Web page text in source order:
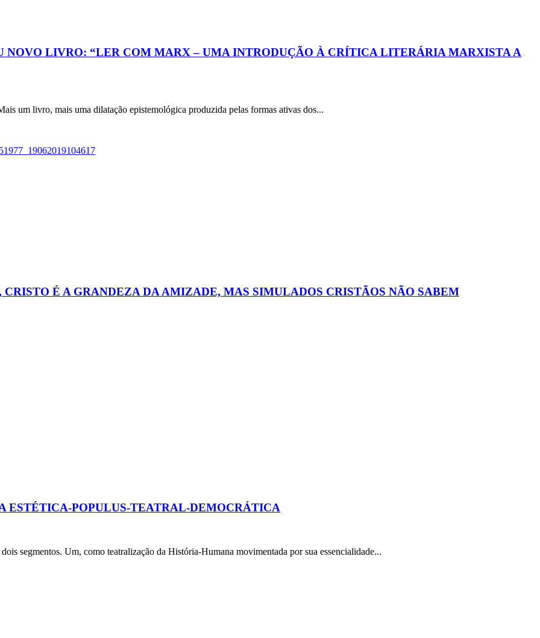
NOVO LIVRO: “LER COM MARX – UMA INTRODUÇÃO À CRÍTICA LITERÁRIA MARXISTA A
livro, mais uma dilatação epistemológica produzida pelas formas ativas dos...
É A GRANDEZA DA AMIZADE, MAS SIMULADOS CRISTÃOS NÃO SABEM
ESTÉTICA-POPULUS-TEATRAL-DEMOCRÁTICA
segmentos. Um, como teatralização da História-Humana movimentada por sua essencialidade...